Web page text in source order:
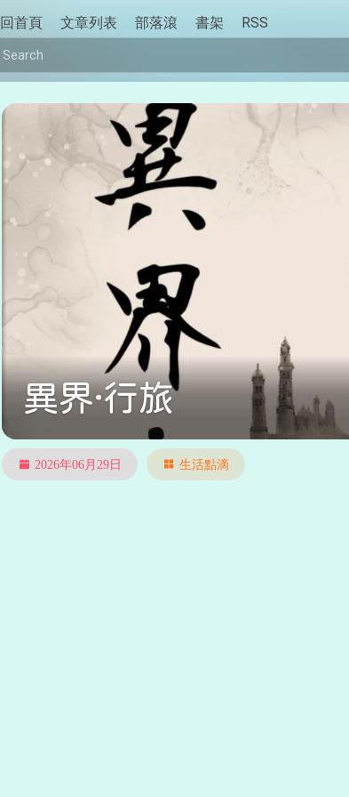
回首頁 文章列表 部落滾 書架 RSS
異界·行旅
2026年06月29日 生活點滴